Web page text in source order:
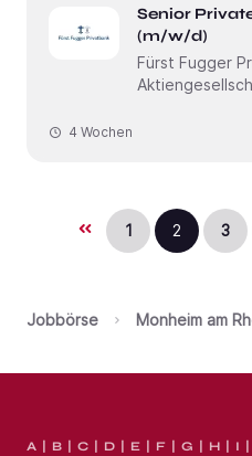
Senior
(m/w/d)
Fürst Fugger
4 Wochen
1 2 3
Jobbörse Monheim am
A B C D E F G H I